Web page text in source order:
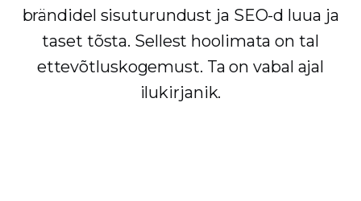
brändidel sisuturundust ja SEO-d luua ja
taset tõsta. Sellest hoolimata on tal
ettevõtluskogemust. Ta on vabal ajal
ilukirjanik.